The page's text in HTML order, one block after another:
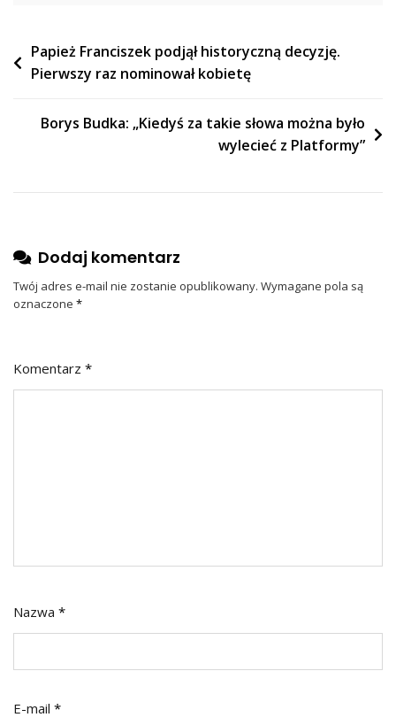
Nawigacja
wpisu
Papież Franciszek podjął historyczną decyzję.
Pierwszy raz nominował kobietę
Borys Budka: „Kiedyś za takie słowa można było
wylecieć z Platformy”
Dodaj komentarz
Twój adres e-mail nie zostanie opublikowany. Wymagane pola są
oznaczone *
Komentarz *
Nazwa *
E-mail *